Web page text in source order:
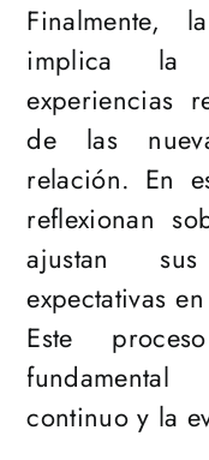
Finalmente,
implica la
experiencias
de las
relación. En
reflexionan
ajustan
expectativas
Este
continuo y la